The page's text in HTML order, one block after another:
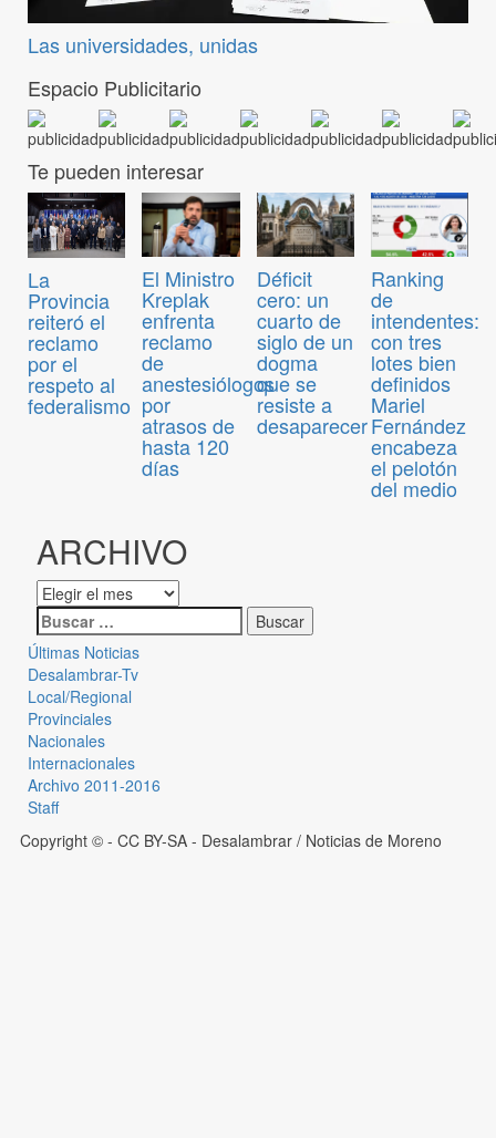
Las universidades, unidas
Espacio Publicitario
Te pueden interesar
La
Provincia
reiteró el
reclamo
por el
respeto al
federalismo
El Ministro
Kreplak
enfrenta
reclamo
de
anestesiólogos
por
atrasos de
hasta 120
días
Déficit
cero: un
cuarto de
siglo de un
dogma
que se
resiste a
desaparecer
Ranking
de
intendentes:
con tres
lotes bien
definidos
Mariel
Fernández
encabeza
el pelotón
del medio
ARCHIVO
Últimas Noticias
Desalambrar-Tv
Local/Regional
Provinciales
Nacionales
Internacionales
Archivo 2011-2016
Staff
Copyright © - CC BY-SA - Desalambrar / Noticias de Moreno